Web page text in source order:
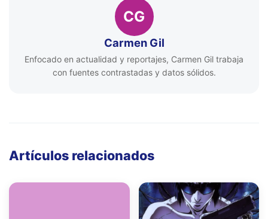
CG
Carmen Gil
Enfocado en actualidad y reportajes, Carmen Gil trabaja
con fuentes contrastadas y datos sólidos.
Artículos relacionados